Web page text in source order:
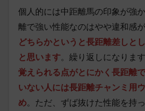
個人的には中距離馬の印象が強
離で強い性能なのはやや違和感が
どちらかというと長距離差しと
と思います。繰り返しになります
覚えられる点がとにかく長距離
いない人には長距離チャンミ用
め。ただ、ずば抜けた性能を持